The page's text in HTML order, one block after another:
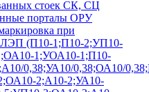
стоек СК, СЦ
порталы ОРУ
при
ЛЭП (П10-1;П10-2;УП10-
1;УОА10-1;П10-
0,38;УА10/0,38;ОА10/
2;А10-2;УА10-